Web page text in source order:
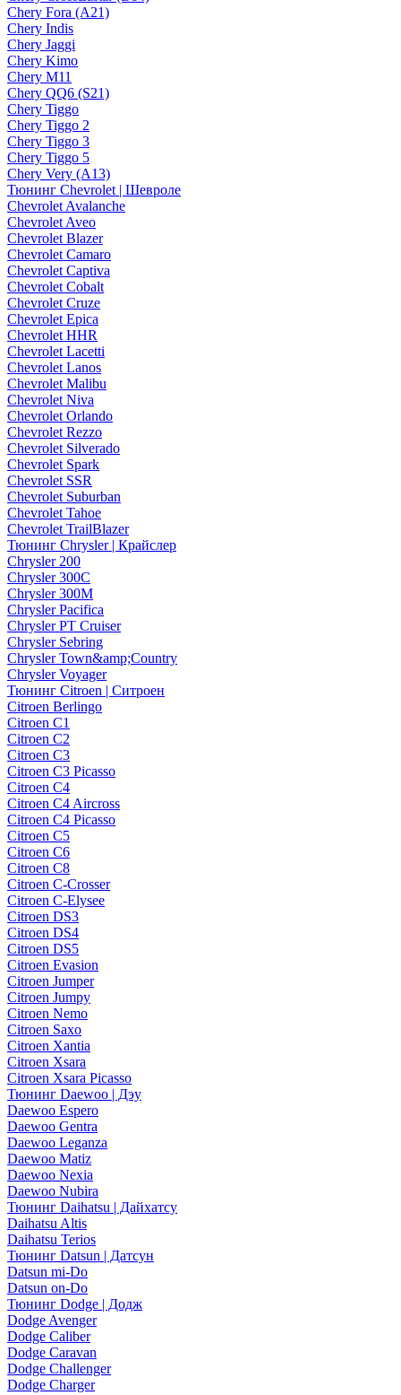
Chery Fora (A21)
Chery Indis
Chery Jaggi
Chery Kimo
Chery M11
Chery QQ6 (S21)
Chery Tiggo
Chery Tiggo 2
Chery Tiggo 3
Chery Tiggo 5
Chery Very (A13)
Тюнинг Chevrolet | Шевроле
Chevrolet Avalanche
Chevrolet Aveo
Chevrolet Blazer
Chevrolet Camaro
Chevrolet Captiva
Chevrolet Cobalt
Chevrolet Cruze
Chevrolet Epica
Chevrolet HHR
Chevrolet Lacetti
Chevrolet Lanos
Chevrolet Malibu
Chevrolet Niva
Chevrolet Orlando
Chevrolet Rezzo
Chevrolet Silverado
Chevrolet Spark
Chevrolet SSR
Chevrolet Suburban
Chevrolet Tahoe
Chevrolet TrailBlazer
Тюнинг Chrysler | Крайслер
Chrysler 200
Chrysler 300C
Chrysler 300M
Chrysler Pacifica
Chrysler PT Cruiser
Chrysler Sebring
Chrysler Town&amp;Country
Chrysler Voyager
Тюнинг Citroen | Ситроен
Citroen Berlingo
Citroen C1
Citroen C2
Citroen C3
Citroen C3 Picasso
Citroen C4
Citroen C4 Aircross
Citroen C4 Picasso
Citroen C5
Citroen C6
Citroen C8
Citroen C-Crosser
Citroen C-Elysee
Citroen DS3
Citroen DS4
Citroen DS5
Citroen Evasion
Citroen Jumper
Citroen Jumpy
Citroen Nemo
Citroen Saxo
Citroen Xantia
Citroen Xsara
Citroen Xsara Picasso
Тюнинг Daewoo | Дэу
Daewoo Espero
Daewoo Gentra
Daewoo Leganza
Daewoo Matiz
Daewoo Nexia
Daewoo Nubira
Тюнинг Daihatsu | Дайхатсу
Daihatsu Altis
Daihatsu Terios
Тюнинг Datsun | Датсун
Datsun mi-Do
Datsun on-Do
Тюнинг Dodge | Додж
Dodge Avenger
Dodge Caliber
Dodge Caravan
Dodge Challenger
Dodge Charger